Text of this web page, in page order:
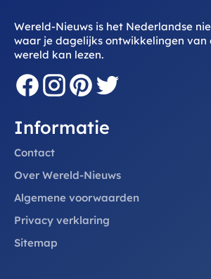
Wereld-Nieuws is het Nederlandse
waar je dagelijks ontwikkelingen van
wereld kan lezen.
Informatie
Contact
Over Wereld-Nieuws
Algemene voorwaarden
Privacy verklaring
Sitemap